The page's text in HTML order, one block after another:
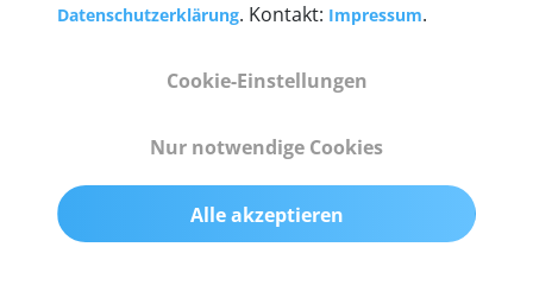
55 mm x 25 mm x 12 mm
200 g
Datenschutzerklärung. Kontakt: Impressum.
Cookie-Einstellungen
Nur notwendige Cookies
Alle akzeptieren